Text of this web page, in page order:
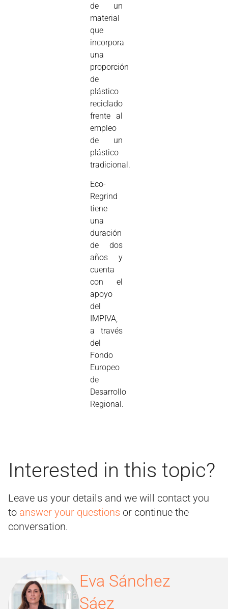
de un
material
que
incorpora
una
proporción
de
plástico
reciclado
frente al
empleo
de un
plástico
tradicional.
Eco-
Regrind
tiene
una
duración
de dos
años y
cuenta
con el
apoyo
del
IMPIVA,
a través
del
Fondo
Europeo
de
Desarrollo
Regional.
Interested in this topic?
Leave us your details and we will contact you
to answer your questions or continue the
conversation.
Eva Sánchez
Sáez